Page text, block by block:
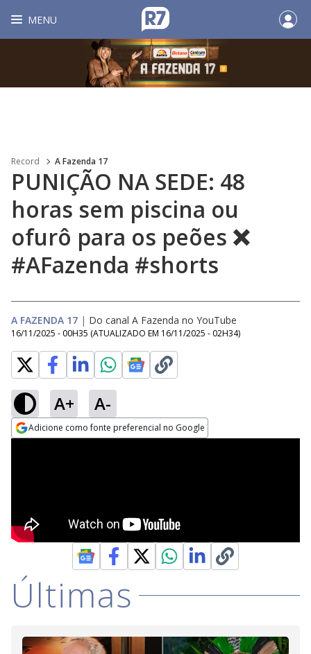
MENU
Record A Fazenda 17
PUNIÇÃO NA SEDE: 48
horas sem piscina ou
ofurô para os peões ❌
#AFazenda #shorts
A FAZENDA 17 | Do canal A Fazenda no YouTube
16/11/2025 - 00H35 (ATUALIZADO EM 16/11/2025 - 02H34)
A+ A-
Adicione como fonte preferencial no Google
Últimas